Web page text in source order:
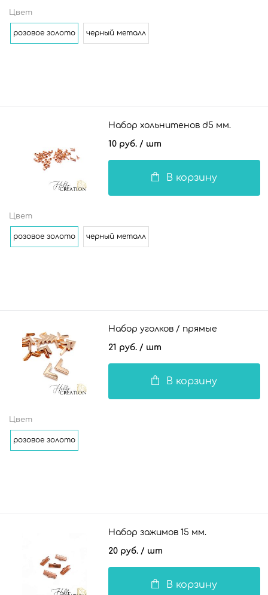
Цвет
розовое золото черный металл
Набор хольнитенов d5 мм.
10 руб. / шт
В корзину
Цвет
розовое золото черный металл
Набор уголков / прямые
21 руб. / шт
В корзину
Цвет
розовое золото
Набор зажимов 15 мм.
20 руб. / шт
В корзину